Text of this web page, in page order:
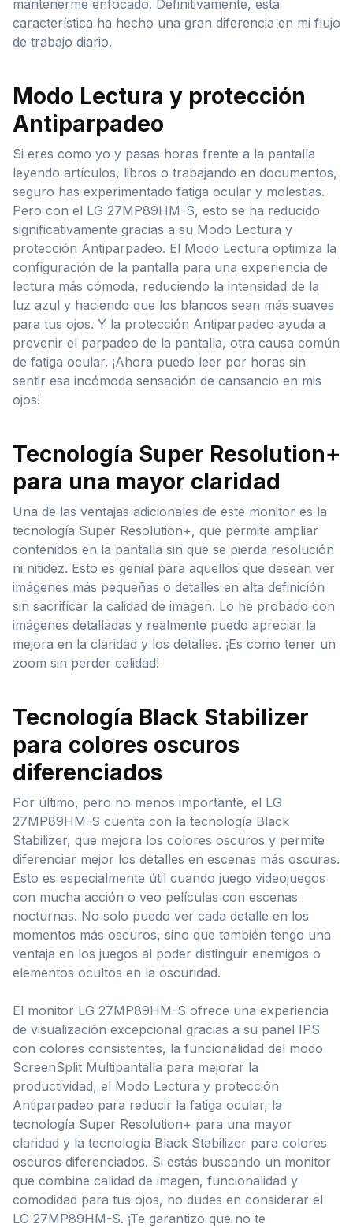
mantenerme enfocado. Definitivamente, esta
característica ha hecho una gran diferencia en mi flujo
de trabajo diario.
Modo Lectura y protección
Antiparpadeo
Si eres como yo y pasas horas frente a la pantalla
leyendo artículos, libros o trabajando en documentos,
seguro has experimentado fatiga ocular y molestias.
Pero con el LG 27MP89HM-S, esto se ha reducido
significativamente gracias a su Modo Lectura y
protección Antiparpadeo. El Modo Lectura optimiza la
configuración de la pantalla para una experiencia de
lectura más cómoda, reduciendo la intensidad de la
luz azul y haciendo que los blancos sean más suaves
para tus ojos. Y la protección Antiparpadeo ayuda a
prevenir el parpadeo de la pantalla, otra causa común
de fatiga ocular. ¡Ahora puedo leer por horas sin
sentir esa incómoda sensación de cansancio en mis
ojos!
Tecnología Super Resolution+
para una mayor claridad
Una de las ventajas adicionales de este monitor es la
tecnología Super Resolution+, que permite ampliar
contenidos en la pantalla sin que se pierda resolución
ni nitidez. Esto es genial para aquellos que desean ver
imágenes más pequeñas o detalles en alta definición
sin sacrificar la calidad de imagen. Lo he probado con
imágenes detalladas y realmente puedo apreciar la
mejora en la claridad y los detalles. ¡Es como tener un
zoom sin perder calidad!
Tecnología Black Stabilizer
para colores oscuros
diferenciados
Por último, pero no menos importante, el LG
27MP89HM-S cuenta con la tecnología Black
Stabilizer, que mejora los colores oscuros y permite
diferenciar mejor los detalles en escenas más oscuras.
Esto es especialmente útil cuando juego videojuegos
con mucha acción o veo películas con escenas
nocturnas. No solo puedo ver cada detalle en los
momentos más oscuros, sino que también tengo una
ventaja en los juegos al poder distinguir enemigos o
elementos ocultos en la oscuridad.
El monitor LG 27MP89HM-S ofrece una experiencia
de visualización excepcional gracias a su panel IPS
con colores consistentes, la funcionalidad del modo
ScreenSplit Multipantalla para mejorar la
productividad, el Modo Lectura y protección
Antiparpadeo para reducir la fatiga ocular, la
tecnología Super Resolution+ para una mayor
claridad y la tecnología Black Stabilizer para colores
oscuros diferenciados. Si estás buscando un monitor
que combine calidad de imagen, funcionalidad y
comodidad para tus ojos, no dudes en considerar el
LG 27MP89HM-S. ¡Te garantizo que no te